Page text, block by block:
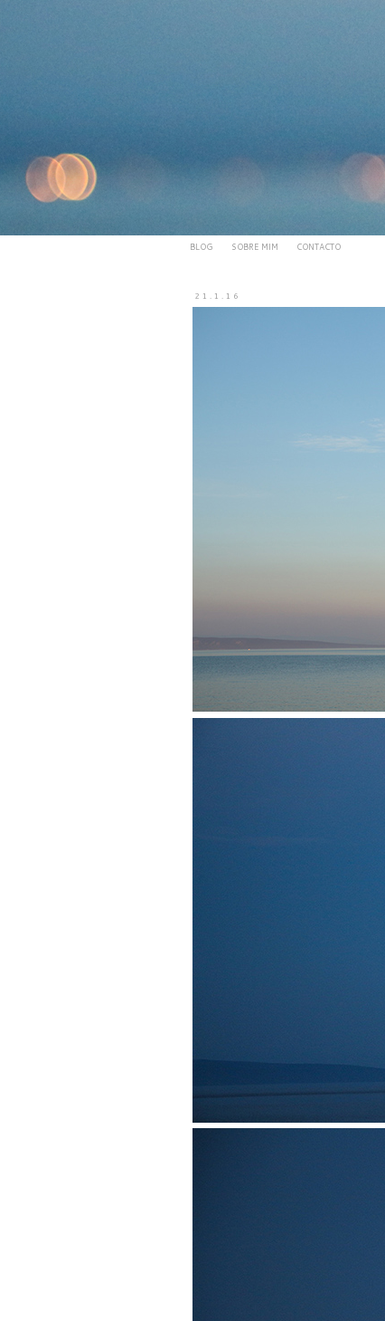
BLOG SOBRE MIM CONTACTO
21.1.16